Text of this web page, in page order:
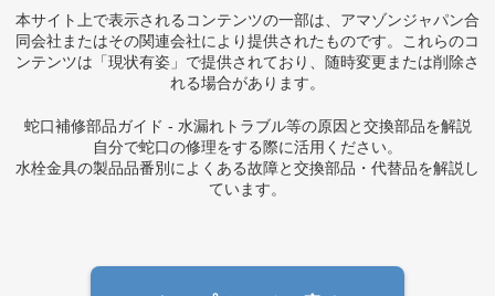
本サイト上で表示されるコンテンツの一部は、アマゾンジャパン合
同会社またはその関連会社により提供されたものです。これらのコ
ンテンツは「現状有姿」で提供されており、随時変更または削除さ
れる場合があります。
蛇口補修部品ガイド - 水漏れトラブル等の原因と交換部品を解説
自分で蛇口の修理をする際に活用ください。
水栓金具の製品品番別によくある故障と交換部品・代替品を解説し
ています。